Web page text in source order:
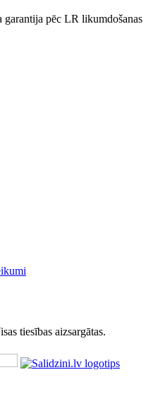
garantija pēc LR likumdošanas
tiesības aizsargātas.